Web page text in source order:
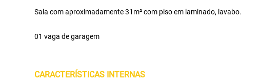
Sala com aproximadamente 31m² com piso em laminado, lavabo.
01 vaga de garagem
CARACTERÍSTICAS INTERNAS